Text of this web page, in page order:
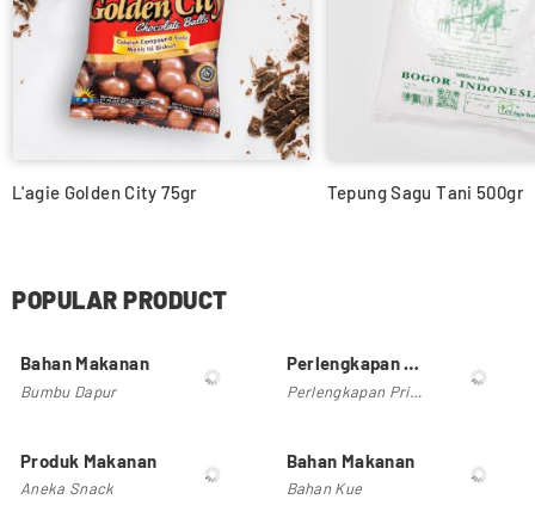
L'agie Golden City 75gr Tepung Sagu Tani 500gr
POPULAR PRODUCT
Bahan Makanan
Bumbu Dapur
Perlengkapan Sehari-hari
Perlengkapan Pribadi
Produk Makanan
Aneka Snack
Bahan Makanan
Bahan Kue